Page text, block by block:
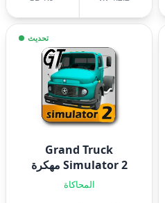
تحديث
Grand Truck
Simulator 2 مهكرة
المحاكاة